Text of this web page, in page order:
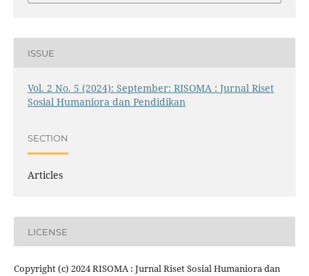
ISSUE
Vol. 2 No. 5 (2024): September: RISOMA : Jurnal Riset
Sosial Humaniora dan Pendidikan
SECTION
Articles
LICENSE
Copyright (c) 2024 RISOMA : Jurnal Riset Sosial Humaniora dan